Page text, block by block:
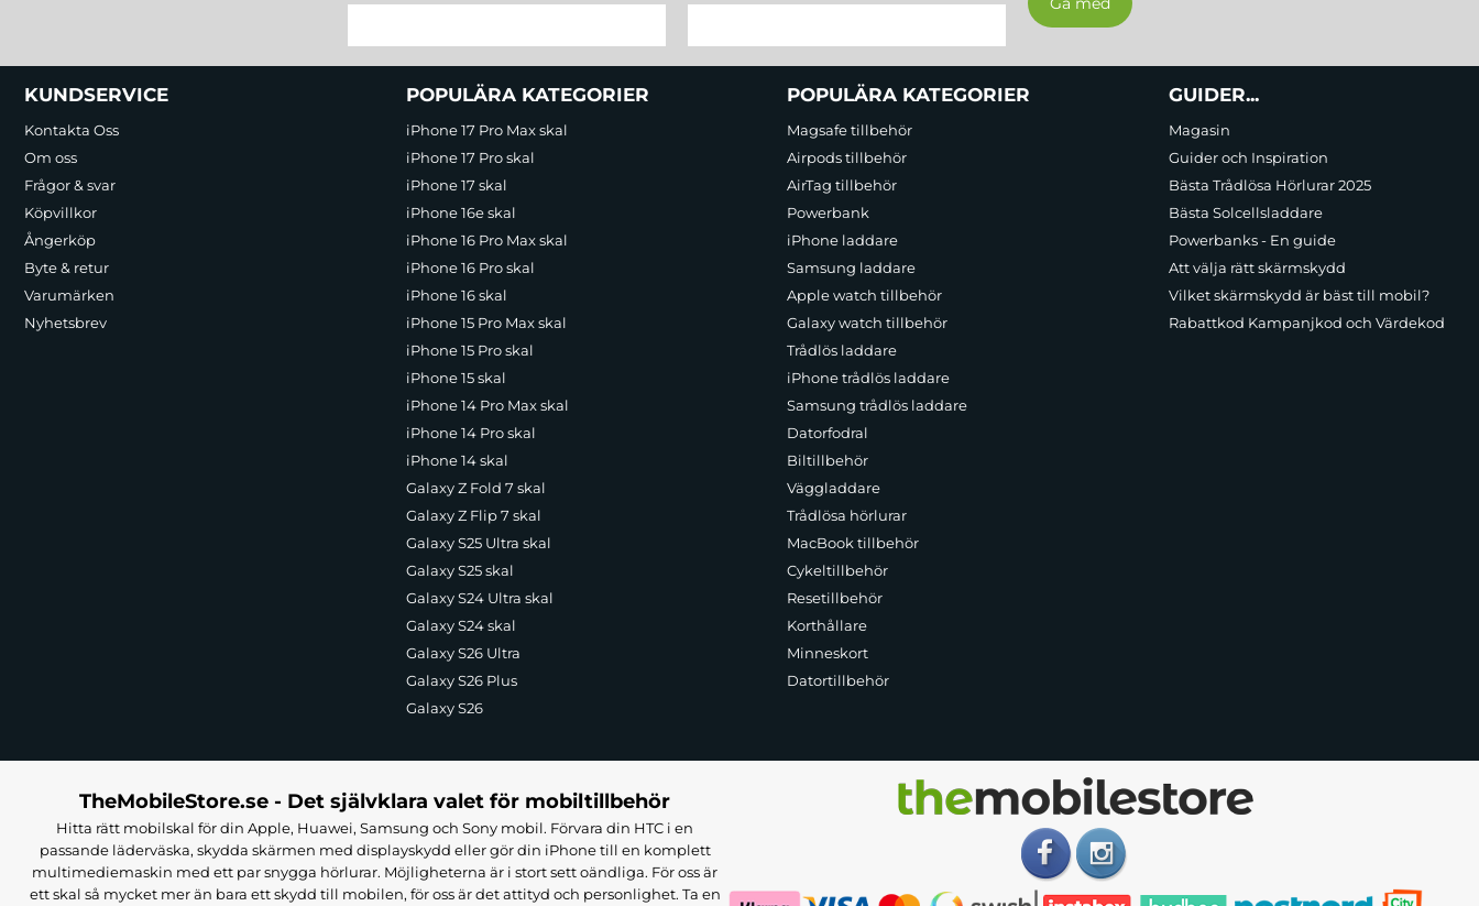
Sidfot Blandad info och länkar
KUNDSERVICE
Kontakta Oss
Om oss
Frågor & svar
Köpvillkor
Ångerköp
Byte & retur
Varumärken
Nyhetsbrev
POPULÄRA KATEGORIER
iPhone 17 Pro Max skal
iPhone 17 Pro skal
iPhone 17 skal
iPhone 16e skal
iPhone 16 Pro Max skal
iPhone 16 Pro skal
iPhone 16 skal
iPhone 15 Pro Max skal
iPhone 15 Pro skal
iPhone 15 skal
iPhone 14 Pro Max skal
iPhone 14 Pro skal
iPhone 14 skal
Galaxy Z Fold 7 skal
Galaxy Z Flip 7 skal
Galaxy S25 Ultra skal
Galaxy S25 skal
Galaxy S24 Ultra skal
Galaxy S24 skal
Galaxy S26 Ultra
Galaxy S26 Plus
Galaxy S26
POPULÄRA KATEGORIER
Magsafe tillbehör
Airpods tillbehör
AirTag tillbehör
Powerbank
iPhone laddare
Samsung laddare
Apple watch tillbehör
Galaxy watch tillbehör
Trådlös laddare
iPhone trådlös laddare
Samsung trådlös laddare
Datorfodral
Biltillbehör
Väggladdare
Trådlösa hörlurar
MacBook tillbehör
Cykeltillbehör
Resetillbehör
Korthållare
Minneskort
Datortillbehör
GUIDER...
Magasin
Guider och Inspiration
Bästa Trådlösa Hörlurar 2025
Bästa Solcellsladdare
Powerbanks - En guide
Att välja rätt skärmskydd
Vilket skärmskydd är bäst till mobil?
Rabattkod Kampanjkod och Värdekod
TheMobileStore.se - Det självklara valet för mobiltillbehör
Hitta rätt mobilskal för din Apple, Huawei, Samsung och Sony mobil. Förvara din HTC i en
passande läderväska, skydda skärmen med displayskydd eller gör din iPhone till en komplett
multimediemaskin med ett par snygga hörlurar. Möjligheterna är i stort sett oändliga. För oss är
ett skal så mycket mer än bara ett skydd till mobilen, för oss är det attityd och personlighet. Ta en